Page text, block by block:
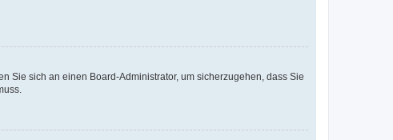
Sie sich an einen Board-Administrator, um sicherzugehen, dass Sie